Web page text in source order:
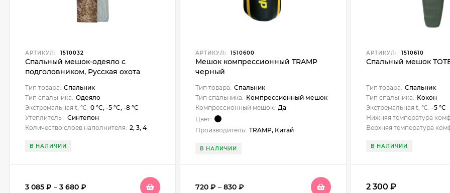
АРТИКУЛ: 1510032
Спальный мешок-одеяло с
подголовником, Русская охота
Тип товара: Спальник
Тип спальника: Одеяло
Экстремальная t, ℃: 0 °C, -5 °C, -8 °C
Утеплитель : Синтепон
Количество слоев наполнителя: 2, 3, 4
В НАЛИЧИИ
3 085 ₽ – 3 680 ₽
АРТИКУЛ: 1510600
Мешок компрессионный TRAMP
черный
Тип товара: Спальник
Тип спальника: Компрессионный мешок
Компрессионный мешок: Да
Цвет:
Производитель: TRAMP, Китай
В НАЛИЧИИ
720₽ –830₽
АРТИКУЛ: 1510610
Спальный мешок
Тип товара: Спальник
Тип спальника: Кокон
Экстремальная t, ℃: -5 °C
Нижняя температура
Верхняя температура
В НАЛИЧИИ
2 300 ₽